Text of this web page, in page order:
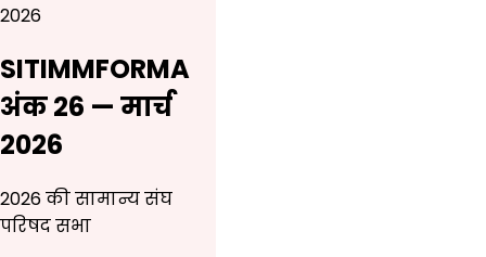
2026
SITIMMFORMA
अंक 26 — मार्च
2026
2026 की सामान्य संघ
परिषद सभा